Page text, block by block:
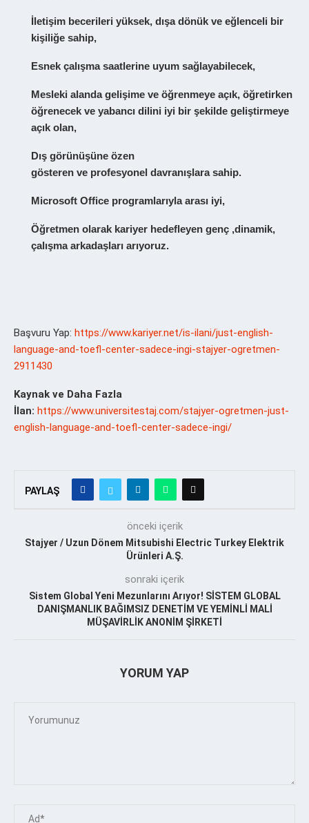
İletişim becerileri yüksek, dışa dönük ve eğlenceli bir
kişiliğe sahip,
Esnek çalışma saatlerine uyum sağlayabilecek,
Mesleki alanda gelişime ve öğrenmeye açık, öğretirken
öğrenecek ve yabancı dilini iyi bir şekilde geliştirmeye
açık olan,
Dış görünüşüne özen
gösteren ve profesyonel davranışlara sahip.
Microsoft Office programlarıyla arası iyi,
Öğretmen olarak kariyer hedefleyen genç ,dinamik,
çalışma arkadaşları arıyoruz.
Başvuru Yap: https://www.kariyer.net/is-ilani/just-english-
language-and-toefl-center-sadece-ingi-stajyer-ogretmen-
2911430
Kaynak ve Daha Fazla
İlan: https://www.universitestaj.com/stajyer-ogretmen-just-
english-language-and-toefl-center-sadece-ingi/
PAYLAŞ
önceki içerik
Stajyer / Uzun Dönem Mitsubishi Electric Turkey Elektrik
Ürünleri A.Ş.
sonraki içerik
Sistem Global Yeni Mezunlarını Arıyor! SİSTEM GLOBAL
DANIŞMANLIK BAĞIMSIZ DENETİM VE YEMİNLİ MALİ
MÜŞAVİRLİK ANONİM ŞİRKETİ
YORUM YAP